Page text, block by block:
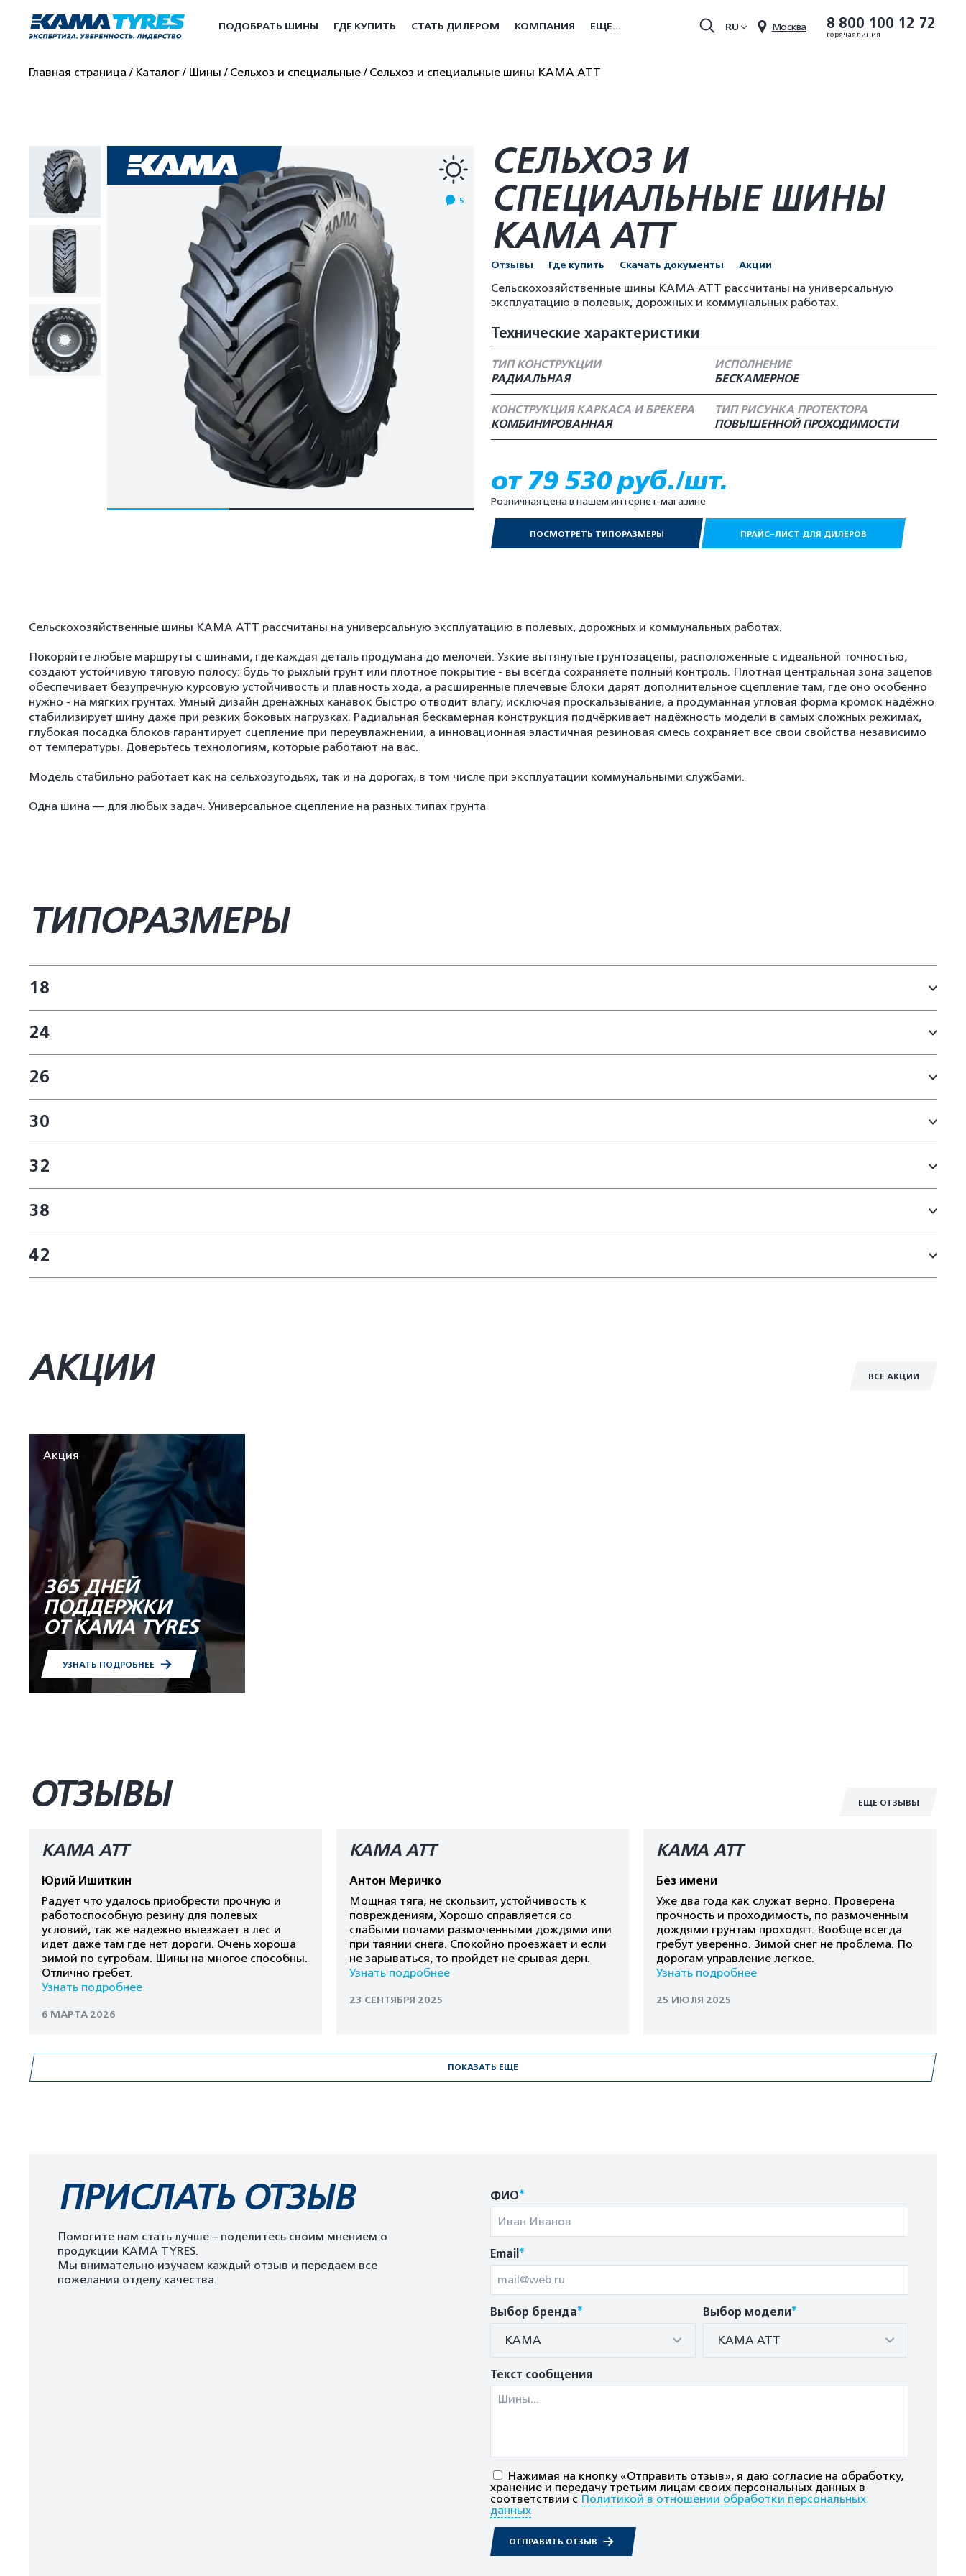
8 800 100 12 72
горячая линия
Москва
RU
ПОДОБРАТЬ ШИНЫ ГДЕ КУПИТЬ СТАТЬ ДИЛЕРОМ КОМПАНИЯ ЕЩЕ...
Главная страница Каталог Шины Сельхоз и специальные Сельхоз и специальные шины КАМА АТТ
5
СЕЛЬХОЗ И
СПЕЦИАЛЬНЫЕ ШИНЫ
КАМА АТТ
Отзывы Где купить Скачать документы Акции
Сельскохозяйственные шины KAMA ATT рассчитаны на универсальную
эксплуатацию в полевых, дорожных и коммунальных работах.
Технические характеристики
ТИП КОНСТРУКЦИИ
РАДИАЛЬНАЯ
ИСПОЛНЕНИЕ
БЕСКАМЕРНОЕ
КОНСТРУКЦИЯ КАРКАСА И БРЕКЕРА
КОМБИНИРОВАННАЯ
ТИП РИСУНКА ПРОТЕКТОРА
ПОВЫШЕННОЙ ПРОХОДИМОСТИ
от 79 530 руб./шт.
Розничная цена в нашем интернет-магазине
ПОСМОТРЕТЬ ТИПОРАЗМЕРЫ ПРАЙС-ЛИСТ ДЛЯ ДИЛЕРОВ
Сельскохозяйственные шины KAMA ATT рассчитаны на универсальную эксплуатацию в полевых, дорожных и коммунальных работах.
Покоряйте любые маршруты с шинами, где каждая деталь продумана до мелочей. Узкие вытянутые грунтозацепы, расположенные с идеальной точностью,
создают устойчивую тяговую полосу: будь то рыхлый грунт или плотное покрытие - вы всегда сохраняете полный контроль. Плотная центральная зона зацепов
обеспечивает безупречную курсовую устойчивость и плавность хода, а расширенные плечевые блоки дарят дополнительное сцепление там, где оно особенно
нужно - на мягких грунтах. Умный дизайн дренажных канавок быстро отводит влагу, исключая проскальзывание, а продуманная угловая форма кромок надёжно
стабилизирует шину даже при резких боковых нагрузках. Радиальная бескамерная конструкция подчёркивает надёжность модели в самых сложных режимах,
глубокая посадка блоков гарантирует сцепление при переувлажнении, а инновационная эластичная резиновая смесь сохраняет все свои свойства независимо
от температуры. Доверьтесь технологиям, которые работают на вас.
Модель стабильно работает как на сельхозугодьях, так и на дорогах, в том числе при эксплуатации коммунальными службами.
Одна шина — для любых задач. Универсальное сцепление на разных типах грунта
ТИПОРАЗМЕРЫ
18
24
26
30
32
38
42
ВСЕ АКЦИИ
АКЦИИ
Акция
365 ДНЕЙ
ПОДДЕРЖКИ
ОТ KAMA TYRES
УЗНАТЬ ПОДРОБНЕЕ
ЕЩЕ ОТЗЫВЫ
ОТЗЫВЫ
КАМА АТТ
Юрий Ишиткин
Радует что удалось приобрести прочную и
работоспособную резину для полевых
условий, так же надежно выезжает в лес и
идет даже там где нет дороги. Очень хороша
зимой по сугробам. Шины на многое способны.
Отлично гребет.
Узнать подробнее
6 МАРТА 2026
КАМА АТТ
Антон Меричко
Мощная тяга, не скользит, устойчивость к
повреждениям, Хорошо справляется со
слабыми почами размоченными дождями или
при таянии снега. Спокойно проезжает и если
не зарываться, то пройдет не срывая дерн.
Узнать подробнее
23 СЕНТЯБРЯ 2025
КАМА АТТ
Без имени
Уже два года как служат верно. Проверена
прочность и проходимость, по размоченным
дождями грунтам проходят. Вообще всегда
гребут уверенно. Зимой снег не проблема. По
дорогам управление легкое.
Узнать подробнее
25 ИЮЛЯ 2025
ПОКАЗАТЬ ЕЩЕ
ПРИСЛАТЬ ОТЗЫВ
Помогите нам стать лучше – поделитесь своим мнением о
продукции KAMA TYRES.
Мы внимательно изучаем каждый отзыв и передаем все
пожелания отделу качества.
ФИО*
Email*
Выбор бренда*
КАМА
Выбор модели*
КАМА АТТ
Текст сообщения
Нажимая на кнопку «Отправить отзыв», я даю согласие на обработку,
хранение и передачу третьим лицам своих персональных данных в
соответствии с Политикой в отношении обработки персональных
данных
ОТПРАВИТЬ ОТЗЫВ